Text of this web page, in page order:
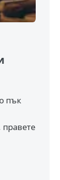
пък